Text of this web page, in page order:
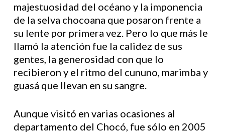
majestuosidad del océano y la imponencia
de la selva chocoana que posaron frente a
su lente por primera vez. Pero lo que más le
llamó la atención fue la calidez de sus
gentes, la generosidad con que lo
recibieron y el ritmo del cununo, marimba y
guasá que llevan en su sangre.
Aunque visitó en varias ocasiones al
departamento del Chocó, fue sólo en 2005